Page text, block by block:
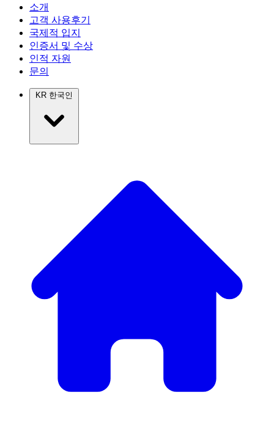
소개
고객 사용후기
국제적 입지
인증서 및 수상
인적 자원
문의
KR 한국인